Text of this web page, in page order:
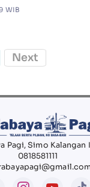
WIB
Next
Pagi, Simo Kalangan
0818581111